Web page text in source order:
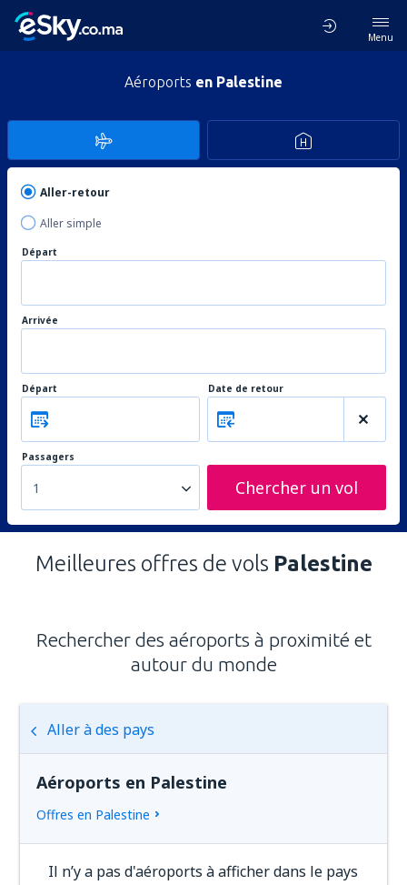
Menu
Aéroports en Palestine
Aller-retour
Aller simple
Départ
Arrivée
Départ Date de retour
Passagers
1 Chercher un vol
Meilleures offres de vols Palestine
Rechercher des aéroports à proximité et
autour du monde
Aller à des pays
Aéroports en Palestine
Offres en Palestine
Il n’y a pas d'aéroports à afficher dans le pays